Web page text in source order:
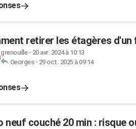
retirer les étagères
grenouille- 20 avr. 2024 à 10:13
Georges- 29 oct. 2025 à 09:14
neuf couché 20 min : risque